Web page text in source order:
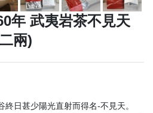
年 武夷岩茶不見天
兩)
日甚少陽光直射而得名-不見天。